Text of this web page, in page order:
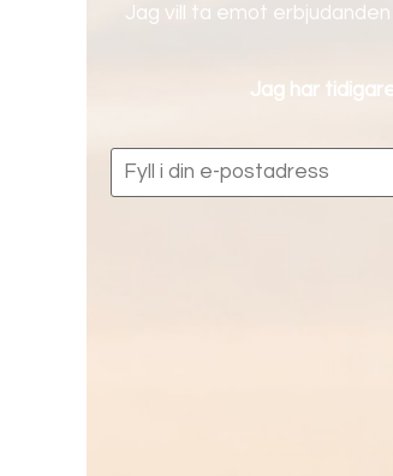
Jag vill ta emot
Jag har